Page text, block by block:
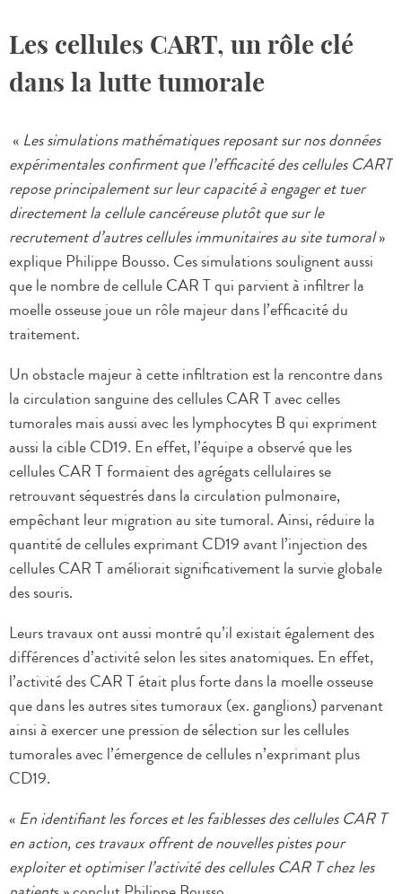
Les cellules CART, un rôle clé
dans la lutte tumorale
« Les simulations mathématiques reposant sur nos données
expérimentales confirment que l’efficacité des cellules CART
repose principalement sur leur capacité à engager et tuer
directement la cellule cancéreuse plutôt que sur le
recrutement d’autres cellules immunitaires au site tumoral»
explique Philippe Bousso. Ces simulations soulignent aussi
que le nombre de cellule CAR T qui parvient à infiltrer la
moelle osseuse joue un rôle majeur dans l’efficacité du
traitement.
Un obstacle majeur à cette infiltration est la rencontre dans
la circulation sanguine des cellules CAR T avec celles
tumorales mais aussi avec les lymphocytes B qui expriment
aussi la cible CD19. En effet, l’équipe a observé que les
cellules CAR T formaient des agrégats cellulaires se
retrouvant séquestrés dans la circulation pulmonaire,
empêchant leur migration au site tumoral. Ainsi, réduire la
quantité de cellules exprimant CD19 avant l’injection des
cellules CAR T améliorait significativement la survie globale
des souris.
Leurs travaux ont aussi montré qu’il existait également des
différences d’activité selon les sites anatomiques. En effet,
l’activité des CAR T était plus forte dans la moelle osseuse
que dans les autres sites tumoraux (ex. ganglions) parvenant
ainsi à exercer une pression de sélection sur les cellules
tumorales avec l’émergence de cellules n’exprimant plus
CD19.
« En identifiant les forces et les faiblesses des cellules CAR T
en action, ces travaux offrent de nouvelles pistes pour
exploiter et optimiser l’activité des cellules CAR T chez les